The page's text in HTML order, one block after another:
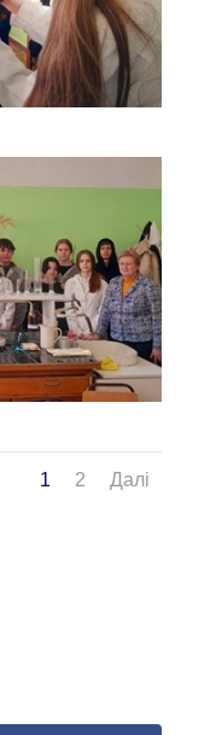
1 2 Далі